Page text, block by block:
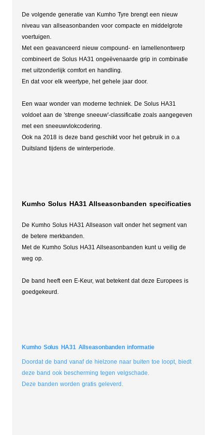
De volgende generatie van Kumho Tyre brengt een nieuw
niveau van allseasonbanden voor compacte en middelgrote
voertuigen.
Met een geavanceerd nieuw compound- en lamellenontwerp
combineert de Solus HA31 ongeëvenaarde grip in combinatie
met uitzonderlijk comfort en handling.
En dat voor elk weertype, het gehele jaar door.
Een waar wonder van moderne techniek. De Solus HA31
voldoet aan de 'strenge sneeuw'-classificatie zoals aangegeven
met een sneeuwvlokcodering.
Ook na 2018 is deze band geschikt voor het gebruik in o.a
Duitsland tijdens de winterperiode.
Kumho Solus HA31 Allseasonbanden specificaties
De Kumho Solus HA31 Allseason valt onder het segment van
de betere merkbanden.
Met de Kumho Solus HA31 Allseasonbanden kunt u veilig de
weg op.
De band heeft een E-Keur, wat betekent dat deze Europees is
goedgekeurd.
Kumho Solus HA31 Allseasonbanden informatie
Doordat de band vanaf de hielzone naar buiten toe loopt, biedt
deze band ook bescherming tegen velgschade.
Deze banden worden gratis geleverd.